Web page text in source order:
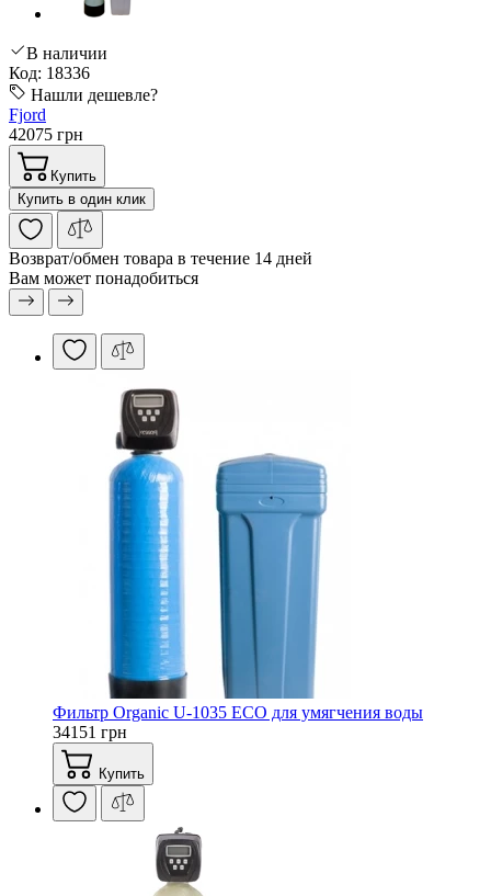
В наличии
Код: 18336
Нашли дешевле?
Fjord
42075 грн
Купить
Купить в один клик
Возврат/обмен товара в течение 14 дней
Вам может понадобиться
Фильтр Organic U-1035 ECO для умягчения воды
34151 грн
Купить